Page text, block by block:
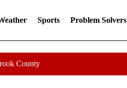
Sports Problem Solvers
County